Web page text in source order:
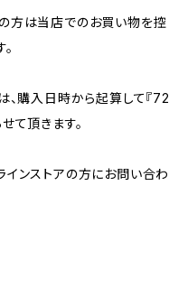
方は当店でのお買い物を控
、購入日時から起算して『72
て頂きます。
ンストアの方にお問い合わ